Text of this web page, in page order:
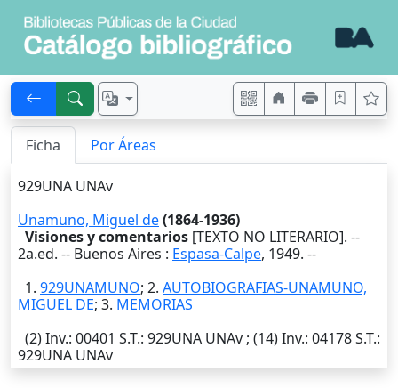
Ficha Por Áreas
929UNA UNAv
Unamuno, Miguel de(1864-1936)
Visiones y comentarios [TEXTO NO LITERARIO]. --
2a.ed. -- Buenos Aires : Espasa-Calpe, 1949. --
1. 929UNAMUNO; 2. AUTOBIOGRAFIAS-UNAMUNO,
MIGUEL DE; 3. MEMORIAS
(2)Inv.: 00401 S.T.: 929UNA UNAv ; (14)Inv.: 04178S.T.:
929UNA UNAv